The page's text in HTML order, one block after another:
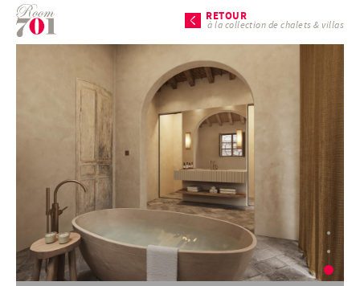
RETOUR
à la collection de chalets & villas